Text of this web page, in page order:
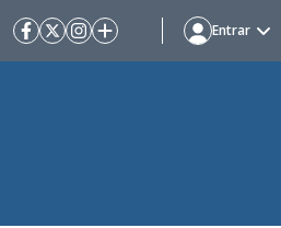
Entrar